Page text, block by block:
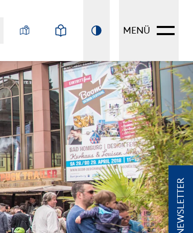
MENÜ
NEWSLETTER